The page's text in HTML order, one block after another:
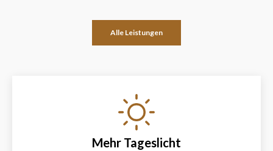
Alle Leistungen
Mehr Tageslicht